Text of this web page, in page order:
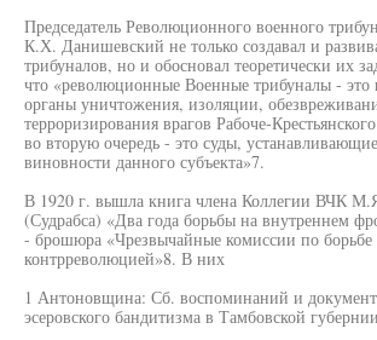
Председатель Революционного военного
К.Х. Данишевский не только создавал и
трибуналов, но и обосновал теоретически их
что «революционные Военные трибуналы - это
органы уничтожения, изоляции,
терроризирования врагов Рабоче-
во вторую очередь - это суды,
виновности данного субъекта»7.
В 1920 г. вышла книга члена Коллегии ВЧК
(Судрабса) «Два года борьбы на внутреннем
- брошюра «Чрезвычайные комиссии по борьбе
контрреволюцией»8. В них
1 Антоновщина: Сб. воспоминаний и
эсеровского бандитизма в Тамбовской